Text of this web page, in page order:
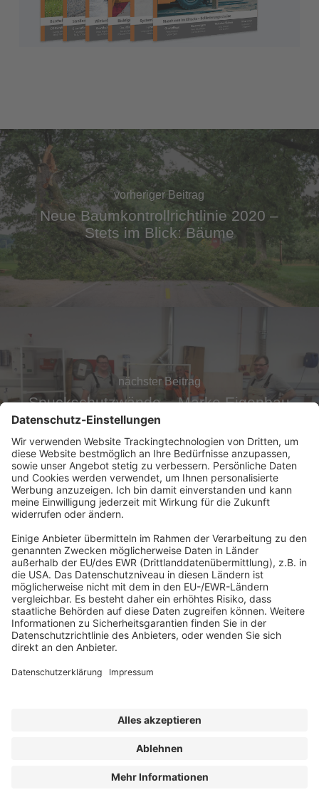
vorheriger Beitrag
Neue Baumkontrollrichtlinie 2020 –
Stets im Blick: Bäume
nächster Beitrag
Spuckschutzwände – Marke Eigenbau
Abonnement anfordern|Abo kündigen|
Werben bei uns
AGB und Lizenzbedingungen
Erklärung zur Barrierefreiheit | © 2025 der bauhofLeiter